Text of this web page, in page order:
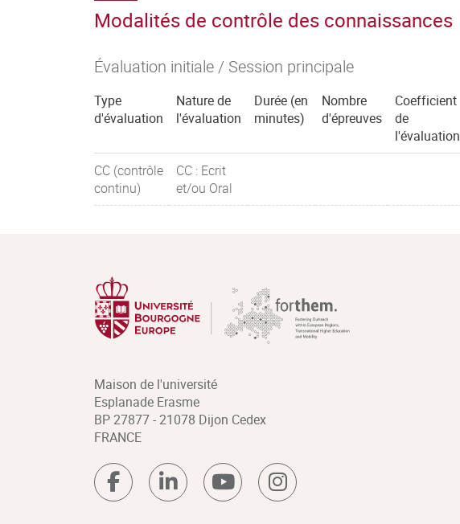
Modalités de contrôle des connaissances
Évaluation initiale / Session principale
Type
d'évaluation
Nature de
l'évaluation
Durée (en
minutes)
Nombre
d'épreuves
Coefficient
de
l'évaluation
CC (contrôle
continu)
CC : Ecrit
et/ou Oral
Maison de l'université
Esplanade Erasme
BP 27877 - 21078 Dijon Cedex
FRANCE